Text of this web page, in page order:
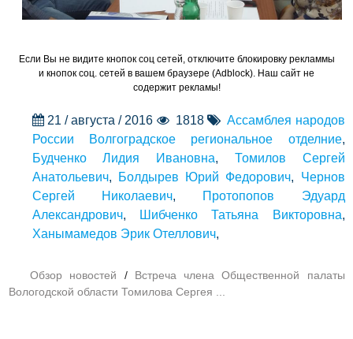
Если Вы не видите кнопок соц сетей, отключите блокировку рекламмы
и кнопок соц. сетей в вашем браузере (Adblock). Наш сайт не
содержит рекламы!
21 / августа / 2016 1818
Ассамблея народов
России Волгоградское региональное отделние,
Будченко Лидия Ивановна, Томилов Сергей
Анатольевич, Болдырев Юрий Федорович, Чернов
Сергей Николаевич,
Протопопов Эдуард
Александрович, Шибченко Татьяна Викторовна,
Ханымамедов Эрик Отеллович,
Обзор новостей /Встреча члена Общественной палаты
Вологодской области Томилова Сергея ...